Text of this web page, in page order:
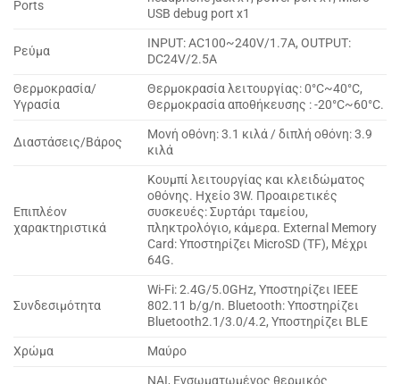
Ports
USB debug port x1
Ρεύμα
INPUT: AC100~240V/1.7A, OUTPUT:
DC24V/2.5A
Θερμοκρασία/
Υγρασία
Θερμοκρασία λειτουργίας: 0°C~40°C,
Θερμοκρασία αποθήκευσης : -20°C~60°C.
Διαστάσεις/Βάρος
Μονή οθόνη: 3.1 κιλά / διπλή οθόνη: 3.9
κιλά
Επιπλέον
χαρακτηριστικά
Κουμπί λειτουργίας και κλειδώματος
οθόνης. Ηχείο 3W. Προαιρετικές
συσκευές: Συρτάρι ταμείου,
πληκτρολόγιο, κάμερα. External Memory
Card: Υποστηρίζει MicroSD (TF), Μέχρι
64G.
Συνδεσιμότητα
Wi-Fi: 2.4G/5.0GHz, Υποστηρίζει IEEE
802.11 b/g/n. Bluetooth: Υποστηρίζει
Bluetooth2.1/3.0/4.2, Υποστηρίζει BLE
Χρώμα
Μαύρο